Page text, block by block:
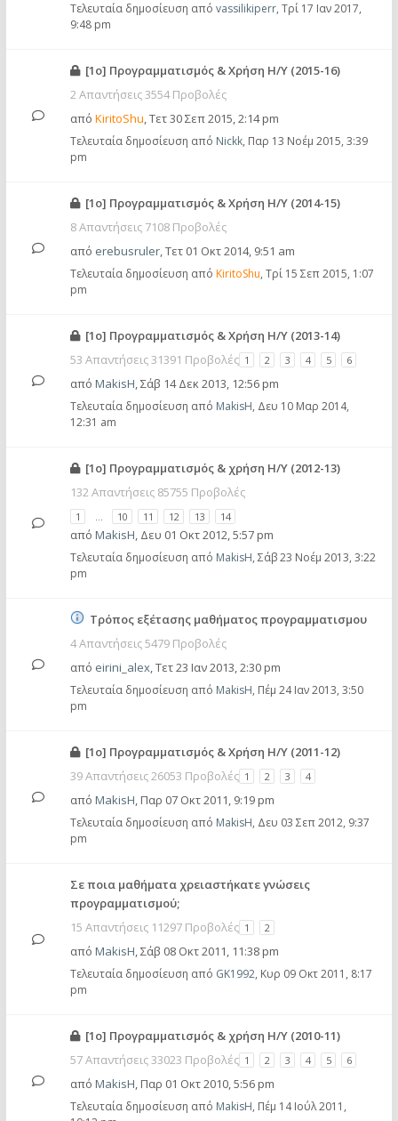
Τελευταία δημοσίευση από vassilikiperr, Τρί 17 Ιαν 2017,
9:48 pm
[1ο] Προγραμματισμός & Χρήση Η/Υ (2015-16)
2 Απαντήσεις 3554 Προβολές
από KiritoShu,Τετ 30 Σεπ 2015, 2:14 pm
Τελευταία δημοσίευση από Nickk, Παρ 13 Νοέμ 2015, 3:39
pm
[1ο] Προγραμματισμός & Χρήση Η/Υ (2014-15)
8 Απαντήσεις 7108 Προβολές
από erebusruler,Τετ 01 Οκτ 2014, 9:51 am
Τελευταία δημοσίευση από KiritoShu, Τρί 15 Σεπ 2015, 1:07
pm
[1ο] Προγραμματισμός & Χρήση Η/Υ (2013-14)
53 Απαντήσεις 31391 Προβολές 1 2 3 4 5 6
από MakisH,Σάβ 14 Δεκ 2013, 12:56 pm
Τελευταία δημοσίευση από MakisH, Δευ 10 Μαρ 2014,
12:31 am
[1o] Προγραμματισμός & χρήση Η/Υ (2012-13)
132 Απαντήσεις 85755 Προβολές
1 … 10 11 12 13 14
από MakisH, Δευ 01 Οκτ 2012, 5:57 pm
Τελευταία δημοσίευση από MakisH, Σάβ 23 Νοέμ 2013, 3:22
pm
Τρόπος εξέτασης μαθήματος προγραμματισμου
4 Απαντήσεις 5479 Προβολές
από eirini_alex,Τετ 23 Ιαν 2013, 2:30 pm
Τελευταία δημοσίευση από MakisH, Πέμ 24 Ιαν 2013, 3:50
pm
[1o] Προγραμματισμός & Χρήση Η/Υ (2011-12)
39 Απαντήσεις 26053 Προβολές 1 2 3 4
από MakisH, Παρ 07 Οκτ 2011, 9:19 pm
Τελευταία δημοσίευση από MakisH, Δευ 03 Σεπ 2012, 9:37
pm
Σε ποια μαθήματα χρειαστήκατε γνώσεις
προγραμματισμού;
15 Απαντήσεις 11297 Προβολές 1 2
από MakisH,Σάβ 08 Οκτ 2011, 11:38 pm
Τελευταία δημοσίευση από GK1992, Κυρ 09 Οκτ 2011, 8:17
pm
[1o] Προγραμματισμός & χρήση Η/Υ (2010-11)
57 Απαντήσεις 33023 Προβολές 1 2 3 4 5 6
από MakisH, Παρ 01 Οκτ 2010, 5:56 pm
Τελευταία δημοσίευση από MakisH, Πέμ 14 Ιούλ 2011,